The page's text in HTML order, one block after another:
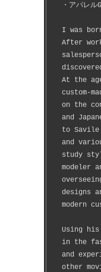
・アパレル
I was
After
At the
custom-
on the
and
to Savile
and
study
modeler
designs
modern
Using his
in the
and
other